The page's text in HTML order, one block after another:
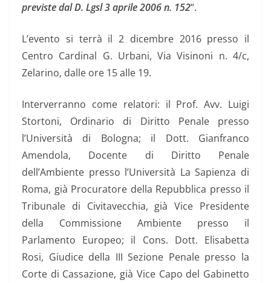
previste dal D. Lgsl 3 aprile 2006 n. 152“.
L’evento si terrà il 2 dicembre 2016 presso il
Centro Cardinal G. Urbani, Via Visinoni n. 4/c,
Zelarino, dalle ore 15 alle 19.
Interverranno come relatori: il Prof. Avv. Luigi
Stortoni, Ordinario di Diritto Penale presso
l’Università di Bologna; il Dott. Gianfranco
Amendola, Docente di Diritto Penale
dell’Ambiente presso l’Università La Sapienza di
Roma, già Procuratore della Repubblica presso il
Tribunale di Civitavecchia, già Vice Presidente
della Commissione Ambiente presso il
Parlamento Europeo; il Cons. Dott. Elisabetta
Rosi, Giudice della III Sezione Penale presso la
Corte di Cassazione, già Vice Capo del Gabinetto